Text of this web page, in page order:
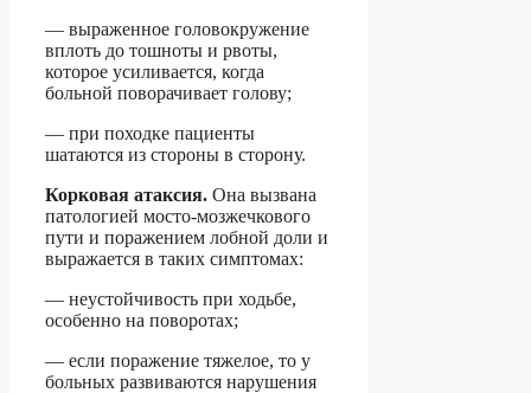
— выраженное головокружение
вплоть до тошноты и рвоты,
которое усиливается, когда
больной поворачивает голову;
— при походке пациенты
шатаются из стороны в сторону.
Корковая атаксия. Она вызвана
патологией мосто-мозжечкового
пути и поражением лобной доли и
выражается в таких симптомах:
— неустойчивость при ходьбе,
особенно на поворотах;
— если поражение тяжелое, то у
больных развиваются нарушения